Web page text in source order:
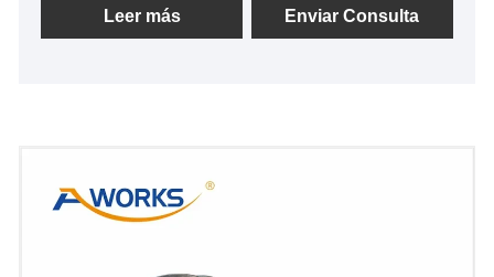
sincero, somos lo suficientemente atentos, lo
suficientemente profesionales, esperamos ganarnos
Leer más Enviar Consulta